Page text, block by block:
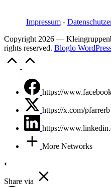
Impressum-
Copyright 2026 —
rights reserved. Bloglo
https://
https://x.com/pfarrerb
https://
More Networks
Share via